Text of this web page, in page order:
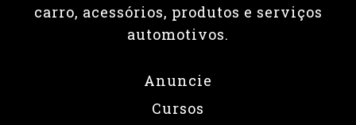
carro, acessórios, produtos e serviços
automotivos.
Anuncie
Cursos